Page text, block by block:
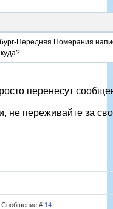
Передняя Померания
перенесут
не переживайте за
Сообщение # 14